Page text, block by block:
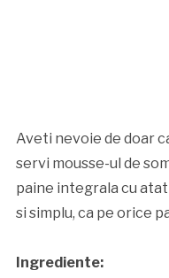
Aveti nevoie de doar
servi mousse-ul de
paine integrala cu
si simplu, ca pe orice
Ingrediente: